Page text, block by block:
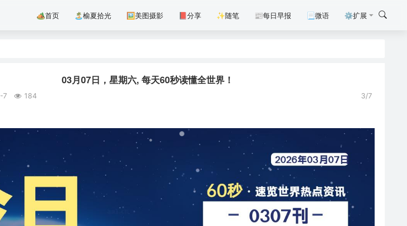
🏕首页 🏝️榆夏拾光 🖼美图摄影 📕分享 ✨随笔 📰每日早报 📃微语 ⚙扩展
03月07日，星期六, 每天60秒读懂全世界！
7 184 3/7